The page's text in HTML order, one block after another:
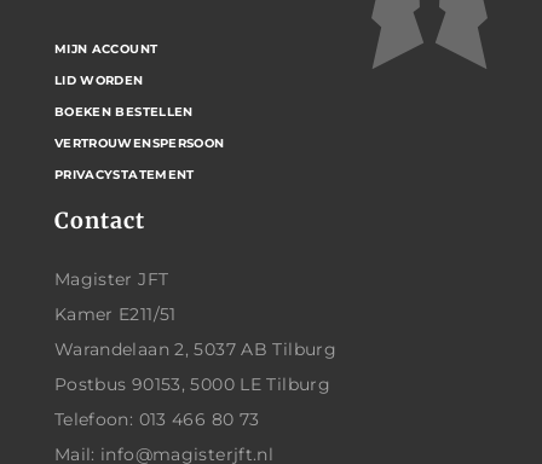
Contact
Magister JFT
Kamer E211/51
Warandelaan 2, 5037 AB Tilburg
Postbus 90153, 5000 LE Tilburg
Telefoon: 013 466 80 73
Mail: info@magisterjft.nl
MIJN ACCOUNT
LID WORDEN
BOEKEN BESTELLEN
VERTROUWENSPERSOON
PRIVACYSTATEMENT